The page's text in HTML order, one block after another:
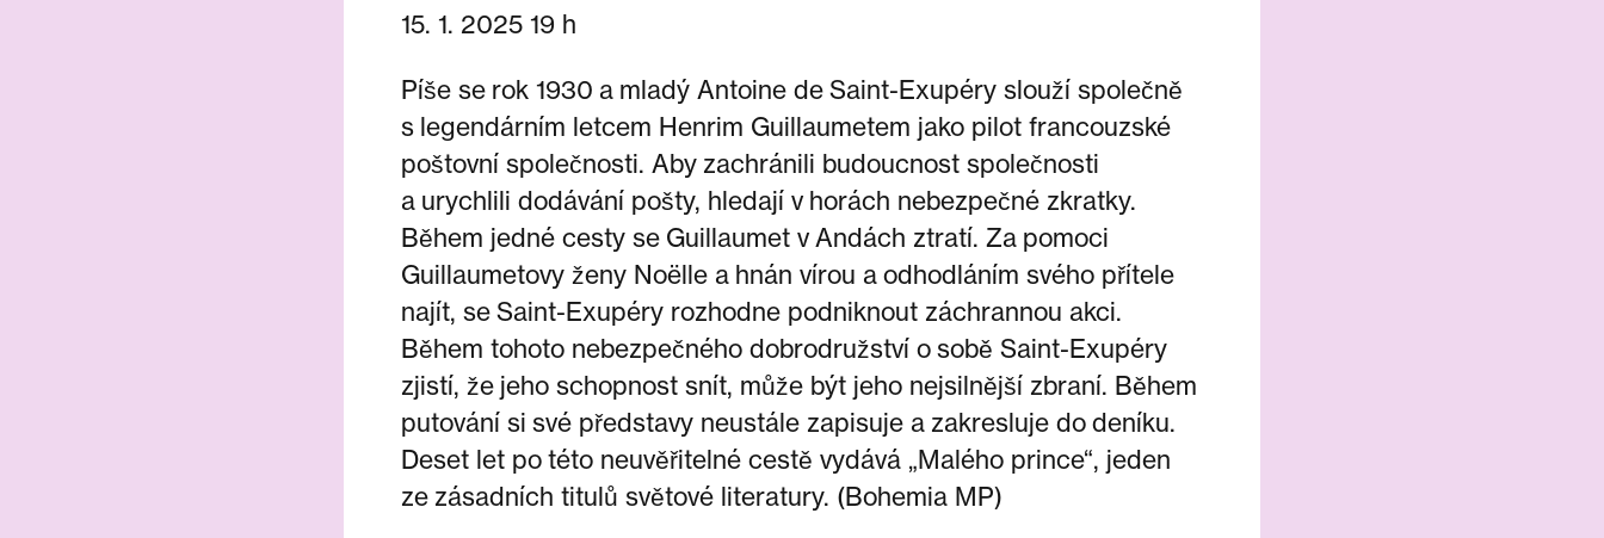
15. 1. 2025 19 h
Píše se rok 1930 a mladý Antoine de Saint-Exupéry slouží společně
s legendárním letcem Henrim Guillaumetem jako pilot francouzské
poštovní společnosti. Aby zachránili budoucnost společnosti
a urychlili dodávání pošty, hledají v horách nebezpečné zkratky.
Během jedné cesty se Guillaumet v Andách ztratí. Za pomoci
Guillaumetovy ženy Noëlle a hnán vírou a odhodláním svého přítele
najít, se Saint-Exupéry rozhodne podniknout záchrannou akci.
Během tohoto nebezpečného dobrodružství o sobě Saint-Exupéry
zjistí, že jeho schopnost snít, může být jeho nejsilnější zbraní. Během
putování si své představy neustále zapisuje a zakresluje do deníku.
Deset let po této neuvěřitelné cestě vydává „Malého prince“, jeden
ze zásadních titulů světové literatury. (Bohemia MP)